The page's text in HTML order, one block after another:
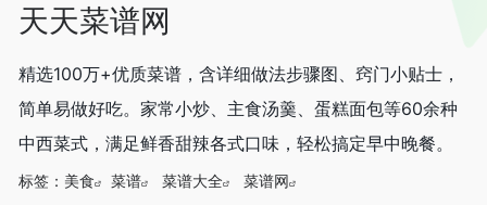
天天菜谱网
精选100万+优质菜谱，含详细做法步骤图、窍门小贴士，
简单易做好吃。家常小炒、主食汤羹、蛋糕面包等60余种
中西菜式，满足鲜香甜辣各式口味，轻松搞定早中晚餐。
标签： 美食 菜谱 菜谱大全
菜谱网